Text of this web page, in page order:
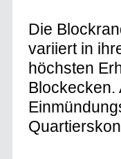
Die
variiert in
höchsten
Blockecken.